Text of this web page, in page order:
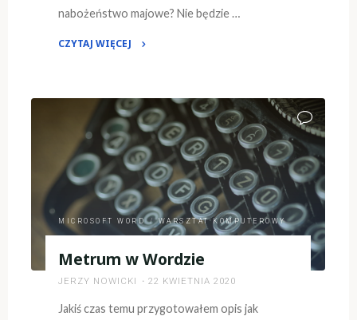
nabożeństwo majowe? Nie będzie …
CZYTAJ WIĘCEJ
na
nabożeństwie
majowym"
MICROSOFT WORD / WARSZTAT KOMPUTEROWY
Metrum w Wordzie
JERZY NOWICKI 22 KWIETNIA 2020
Jakiś czas temu przygotowałem opis jak